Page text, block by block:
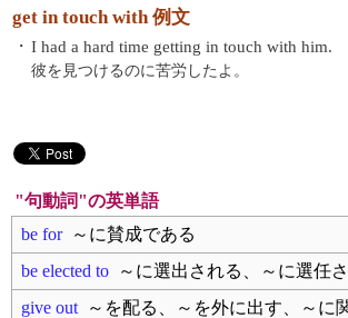
get in touch with 例文
・ I had a hard time getting in touch with him.
彼を見つけるのに苦労したよ。
"句動詞"の英単語
be for～に賛成である
be elected to ～に選出される、～に選任
give out ～を配る、～を外に出す、～に